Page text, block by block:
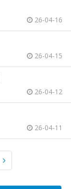
26-04-16
26-04-15
26-04-12
26-04-11